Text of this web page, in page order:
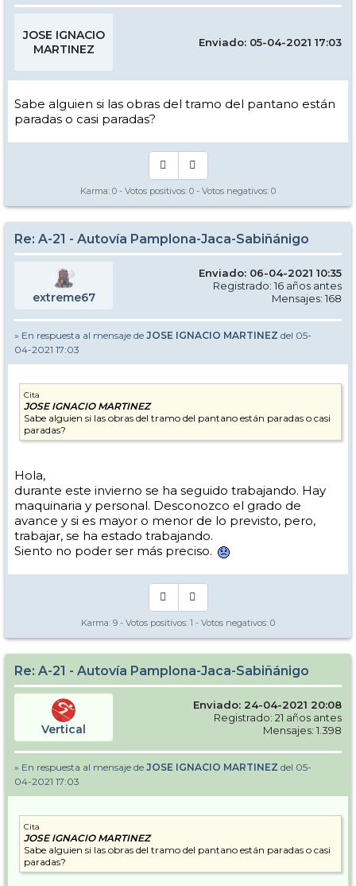
JOSE IGNACIO
MARTINEZ
Enviado: 05-04-2021 17:03
Sabe alguien si las obras del tramo del pantano están
paradas o casi paradas?
Karma: 0 - Votos positivos: 0 - Votos negativos: 0
Re: A-21 - Autovía Pamplona-Jaca-Sabiñánigo
extreme67
Enviado: 06-04-2021 10:35
Registrado: 16 años antes
Mensajes: 168
» En respuesta al mensaje de JOSE IGNACIO MARTINEZ del 05-
04-2021 17:03
Cita
JOSE IGNACIO MARTINEZ
Sabe alguien si las obras del tramo del pantano están paradas o casi
paradas?
Hola,
durante este invierno se ha seguido trabajando. Hay
maquinaria y personal. Desconozco el grado de
avance y si es mayor o menor de lo previsto, pero,
trabajar, se ha estado trabajando.
Siento no poder ser más preciso.
Karma: 9 - Votos positivos: 1 - Votos negativos: 0
Re: A-21 - Autovía Pamplona-Jaca-Sabiñánigo
Vertical
Enviado: 24-04-2021 20:08
Registrado: 21 años antes
Mensajes: 1.398
» En respuesta al mensaje de JOSE IGNACIO MARTINEZ del 05-
04-2021 17:03
Cita
JOSE IGNACIO MARTINEZ
Sabe alguien si las obras del tramo del pantano están paradas o casi
paradas?